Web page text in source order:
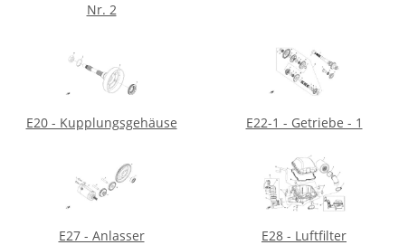
Nr. 2
E20 - Kupplungsgehäuse E22-1 - Getriebe - 1
E27 - Anlasser E28 - Luftfilter